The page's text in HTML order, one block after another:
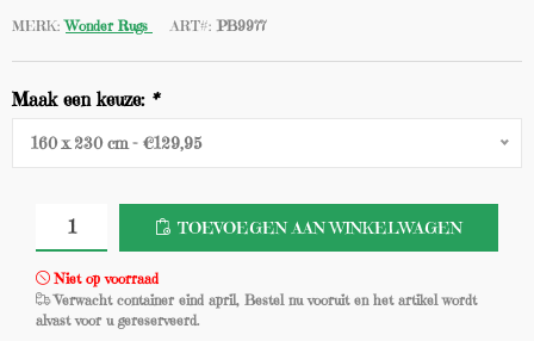
MERK: Wonder Rugs ART#: PB9977
Maak een keuze: *
160 x 230 cm - €129,95
TOEVOEGEN AAN WINKELWAGEN
Niet op voorraad
Verwacht container eind april, Bestel nu vooruit en het artikel wordt
alvast voor u gereserveerd.